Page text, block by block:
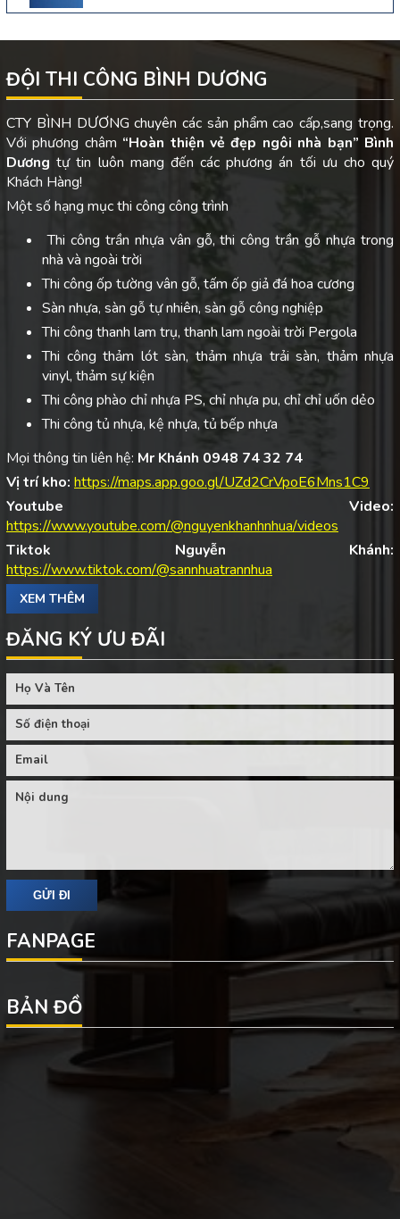
ĐỘI THI CÔNG BÌNH DƯƠNG
CTY BÌNH DƯƠNG chuyên các sản phẩm cao cấp,sang trọng.
Với phương châm “Hoàn thiện vẻ đẹp ngôi nhà bạn” Bình
Dươngtự tin luôn mang đến các phương án tối ưu cho quý
Khách Hàng!
Một số hạng mục thi công công trình
Thi công trần nhựa vân gỗ, thi công trần gỗ nhựa trong
nhà và ngoài trời
Thi công ốp tường vân gỗ, tấm ốp giả đá hoa cương
Sàn nhựa, sàn gỗ tự nhiên, sàn gỗ công nghiệp
Thi công thanh lam trụ, thanh lam ngoài trời Pergola
Thi công thảm lót sàn, thảm nhựa trải sàn, thảm nhựa
vinyl, thảm sự kiện
Thi công phào chỉ nhựa PS, chỉ nhựa pu, chỉ chỉ uốn dẻo
Thi công tủ nhựa, kệ nhựa, tủ bếp nhựa
Mọi thông tin liên hệ: Mr Khánh 0948 74 32 74
Vị trí kho: https://maps.app.goo.gl/UZd2CrVpoE6Mns1C9
Youtube Video:
https://www.youtube.com/@nguyenkhanhnhua/videos
Tiktok Nguyễn Khánh:
https://www.tiktok.com/@sannhuatrannhua
XEM THÊM
ĐĂNG KÝ ƯU ĐÃI
FANPAGE
BẢN ĐỒ